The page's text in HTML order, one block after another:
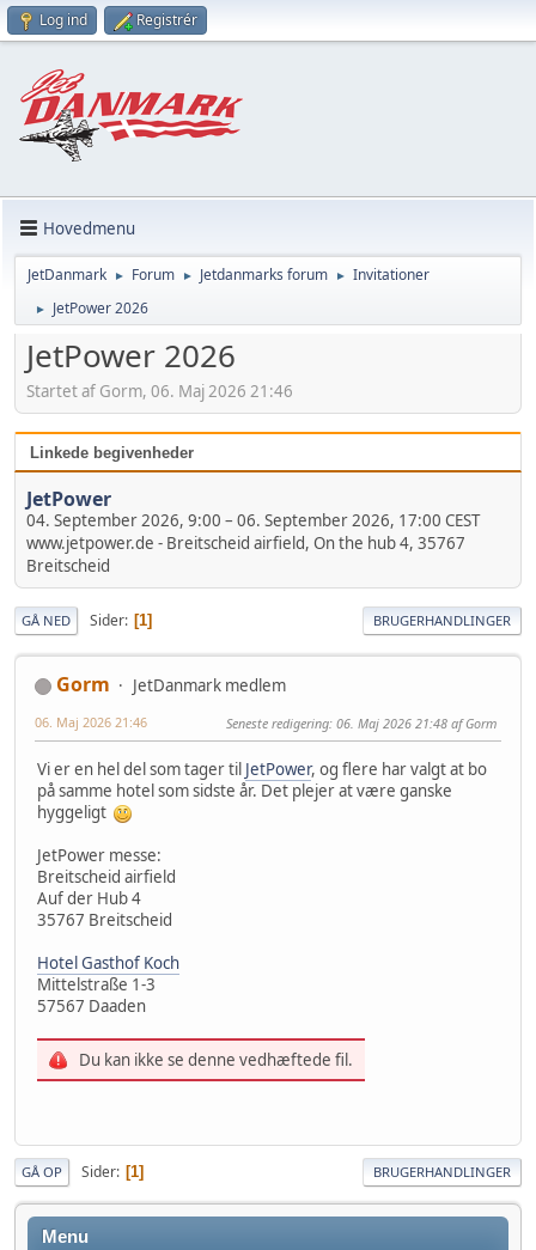
Log ind Registrér
Hovedmenu
JetDanmark ► Forum ► Jetdanmarks forum ► Invitationer
► JetPower 2026
Menu
JetPower 2026
Startet af Gorm, 06. Maj 2026 21:46
Linkede begivenheder
JetPower
04. September 2026, 9:00 – 06. September 2026, 17:00 CEST
www.jetpower.de - Breitscheid airfield, On the hub 4, 35767
Breitscheid
GÅ NED Sider 1 BRUGERHANDLINGER
Gorm JetDanmark medlem
06. Maj 2026 21:46 Seneste redigering: 06. Maj 2026 21:48 af Gorm
Vi er en hel del som tager til JetPower, og flere har valgt at bo
på samme hotel som sidste år. Det plejer at være ganske
hyggeligt
JetPower messe:
Breitscheid airfield
Auf der Hub 4
35767 Breitscheid
Hotel Gasthof Koch
Mittelstraße 1-3
57567 Daaden
Du kan ikke se denne vedhæftede fil.
GÅ OP Sider 1 BRUGERHANDLINGER